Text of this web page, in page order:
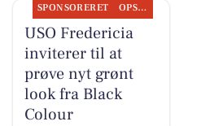
SPONSORERET OPSLAGSTAVLEN
USO Fredericia
inviterer til at
prøve nyt grønt
look fra Black
Colour